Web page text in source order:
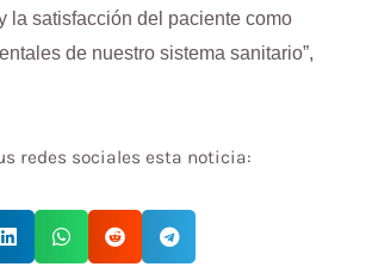
la satisfacción del paciente como
de nuestro sistema sanitario”,
redes sociales esta noticia: